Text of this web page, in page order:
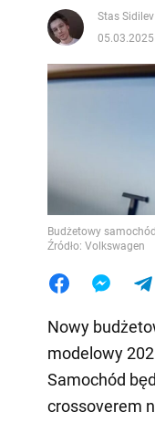
Stas Sidilev
Budżetowy
Źródło: Volkswagen
Nowy
modelowy
Samochód
crossoverem